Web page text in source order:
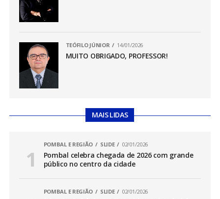
TEÓFILO JÚNIOR 14/01/2026
MUITO OBRIGADO, PROFESSOR!
MAIS LIDAS
POMBAL E REGIÃO SLIDE 02/01/2026
Pombal celebra chegada de 2026 com grande
público no centro da cidade
POMBAL E REGIÃO SLIDE 02/01/2026